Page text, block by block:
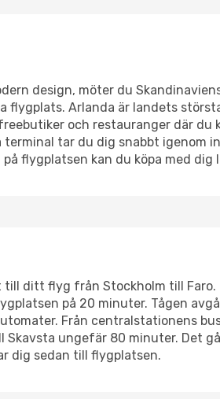
design, möter du
flygplats. Arlanda är landets
och restauranger där
tar du dig snabbt igenom
flygplatsen kan du köpa med
ditt flyg från Stockholm till
på 20 minuter. Tågen
Från centralstationens
ungefär 80 minuter. Det
dig sedan till flygplatsen.